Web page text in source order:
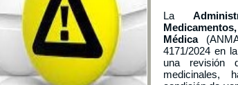
La
Médica
4171/2024 en
una revisión
medicinales,